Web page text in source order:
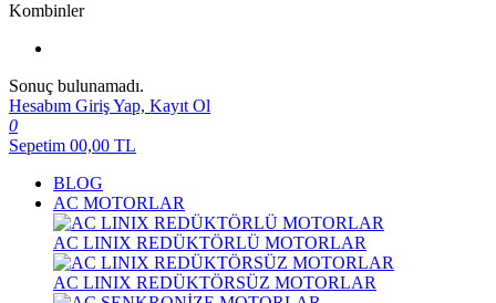
Kombinler
Sonuç bulunamadı.
Hesabım Giriş Yap, Kayıt Ol
0
Sepetim 00,00 TL
BLOG
AC MOTORLAR
AC LINIX REDÜKTÖRLÜ MOTORLAR
AC LINIX REDÜKTÖRSÜZ MOTORLAR